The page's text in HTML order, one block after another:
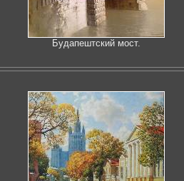
Будапештский мост.